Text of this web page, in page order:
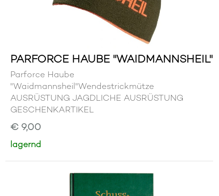
PARFORCE HAUBE "WAIDMANNSHEIL"
Parforce Haube
"Waidmannsheil"Wendestrickmütze
AUSRÜSTUNG JAGDLICHE AUSRÜSTUNG
GESCHENKARTIKEL
€ 9,00
lagernd